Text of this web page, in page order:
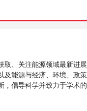
取、关注能源领域最新
及能源与经济、环境、政
，倡导科学并致力于学术
传播、分享和讨论能源持